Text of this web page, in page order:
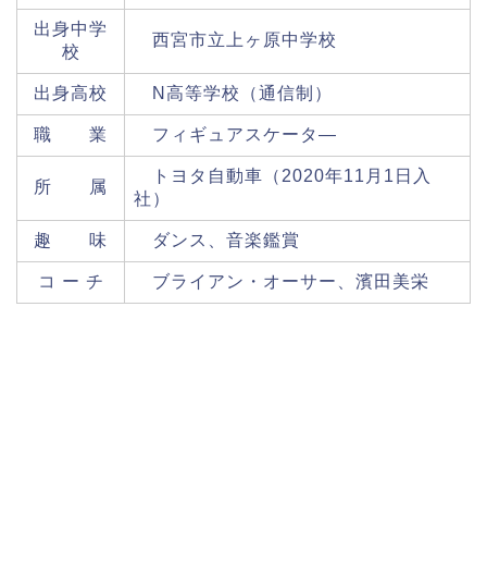
出身中学
校
西宮市立上ヶ原中学校
出身高校 N高等学校（通信制）
職 業 フィギュアスケータ―
所 属
トヨタ自動車（2020年11月1日入
社）
趣 味 ダンス、音楽鑑賞
コ ー チ ブライアン・オーサー、濱田美栄